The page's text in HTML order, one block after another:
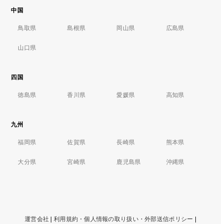
中国
鳥取県 島根県 岡山県 広島県
山口県
四国
徳島県 香川県 愛媛県 高知県
九州
福岡県 佐賀県 長崎県 熊本県
大分県 宮崎県 鹿児島県 沖縄県
運営会社 利用規約・個人情報の取り扱い・外部送信ポリシー